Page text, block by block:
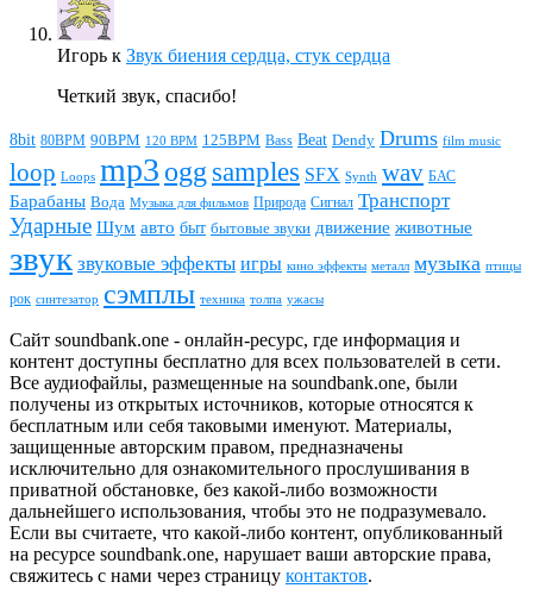
Игорь к Звук биения сердца, стук сердца
Четкий звук, спасибо!
8bit 80BPM 90BPM 120 BPM 125BPM Bass Beat Dendy Drums film music
loop Loops mp3 ogg samples SFX Synth wav БАС
Барабаны Вода Музыка для фильмов Природа Сигнал Транспорт
Ударные Шум авто быт бытовые звуки движение животные
звук звуковые эффекты игры кино эффекты металл музыка птицы
рок синтезатор сэмплы техника толпа ужасы
Сайт soundbank.one - онлайн-ресурс, где информация и
контент доступны бесплатно для всех пользователей в сети.
Все аудиофайлы, размещенные на soundbank.one, были
получены из открытых источников, которые относятся к
бесплатным или себя таковыми именуют. Материалы,
защищенные авторским правом, предназначены
исключительно для ознакомительного прослушивания в
приватной обстановке, без какой-либо возможности
дальнейшего использования, чтобы это не подразумевало.
Если вы считаете, что какой-либо контент, опубликованный
на ресурсе soundbank.one, нарушает ваши авторские права,
свяжитесь с нами через страницу контактов.